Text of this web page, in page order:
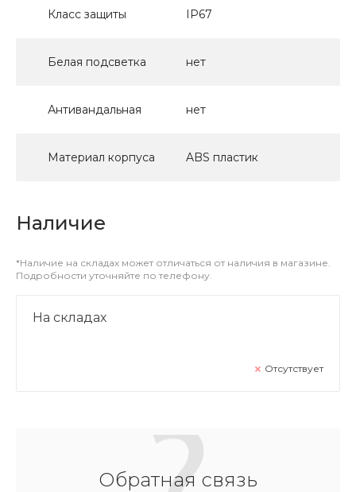
Класс защиты IP67
Белая подсветка нет
Антивандальная нет
Материал корпуса ABS пластик
Наличие
*Наличие на складах может отличаться от наличия в магазине.
Подробности уточняйте по телефону.
На складах
Отсутствует
Обратная связь